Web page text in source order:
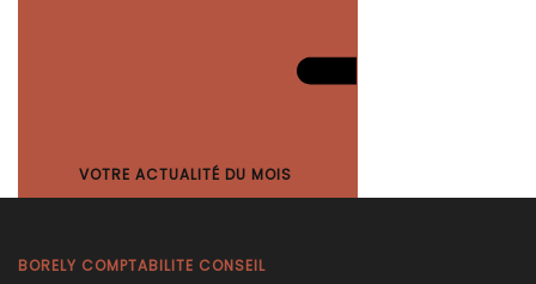
VOTRE ACTUALITÉ DU MOIS
BORELY COMPTABILITE CONSEIL